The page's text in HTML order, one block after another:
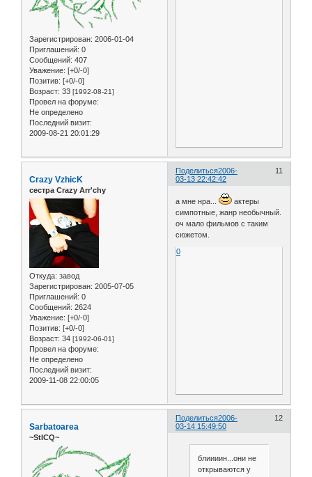
Зарегистрирован: 2006-01-04
Приглашений: 0
Сообщений: 407
Уважение: [+0/-0]
Позитив: [+0/-0]
Возраст: 33 [1992-08-21]
Провел на форуме:
Не определено
Последний визит:
2009-08-21 20:01:29
Поделиться 11
2006-
03-13 22:42:42
Crazy VzhicK
сестра Crazy Arr'chy
Откуда: завод
Зарегистрирован: 2005-07-05
Приглашений: 0
Сообщений: 2624
Уважение: [+0/-0]
Позитив: [+0/-0]
Возраст: 34 [1992-06-01]
Провел на форуме:
Не определено
Последний визит:
2009-11-08 22:00:05
а мне нра...
актеры
симпотные, жанр необычный.
оч мало фильмов с таким
сюжетом.
0
Поделиться 12
2006-
03-14 15:49:50
Sarbatoarea
~StICQ~
блиииин...они не
открываются у